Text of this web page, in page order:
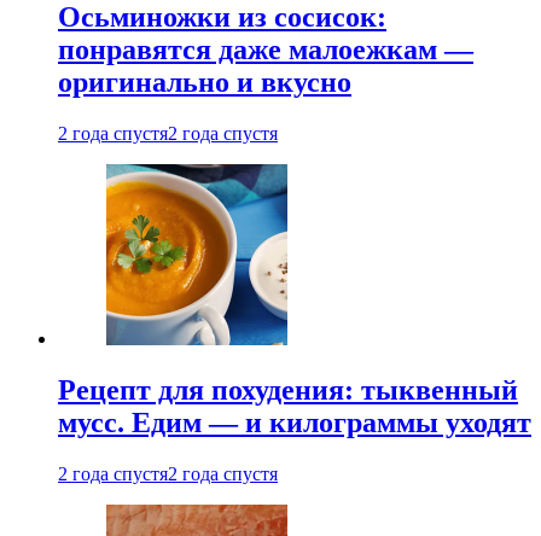
Осьминожки из сосисок:
понравятся даже малоежкам —
оригинально и вкусно
2 года спустя2 года спустя
Рецепт для похудения: тыквенный
мусс. Едим — и килограммы уходят
2 года спустя2 года спустя